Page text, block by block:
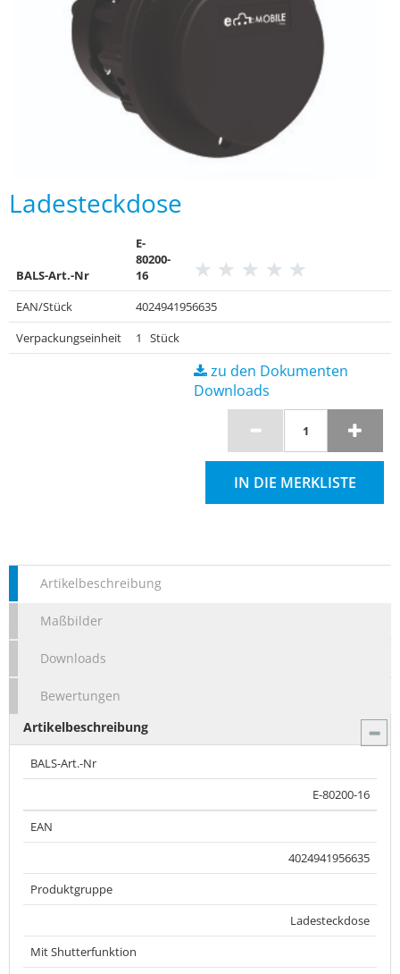
Ladesteckdose
BALS-Art.-Nr
E-
80200-
16
EAN/Stück
4024941956635
Verpackungseinheit
1 Stück
zu den Dokumenten
Downloads
IN DIE MERKLISTE
Artikelbeschreibung
Maßbilder
Downloads
Bewertungen
Artikelbeschreibung
BALS-Art.-Nr
E-80200-16
EAN
4024941956635
Produktgruppe
Ladesteckdose
Mit Shutterfunktion